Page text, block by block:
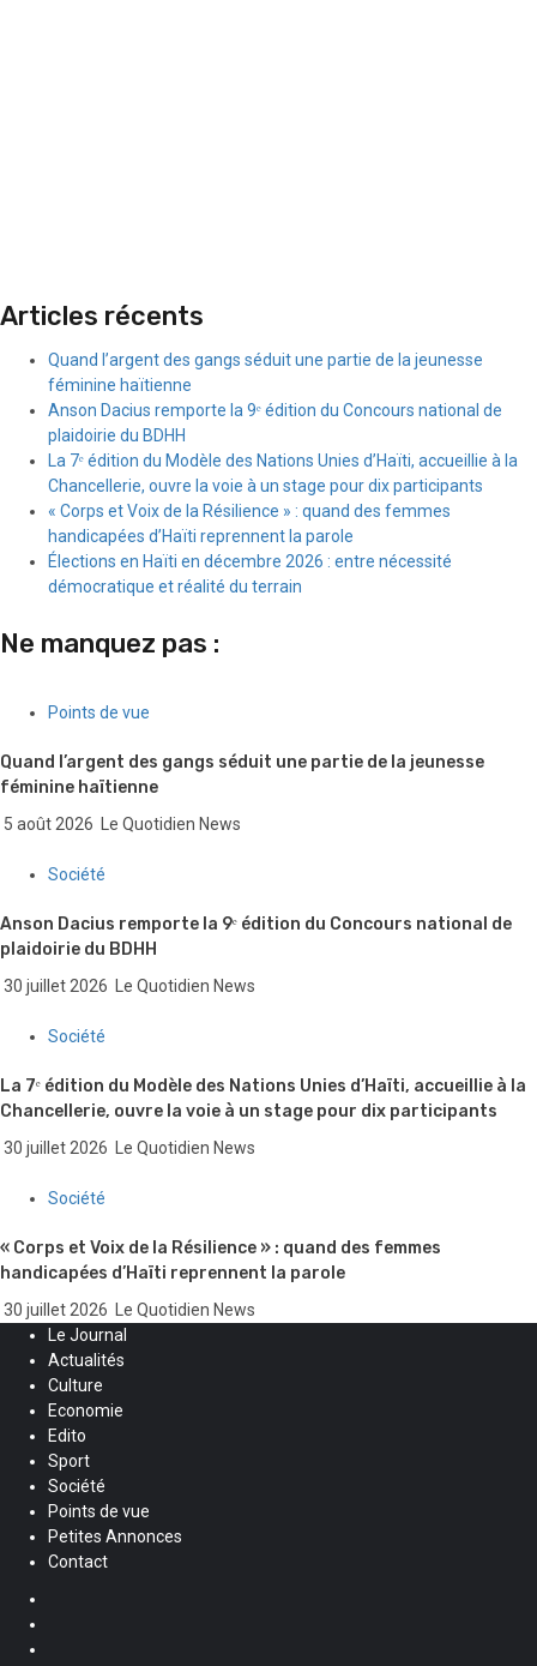
Articles récents
Quand l’argent des gangs séduit une partie de la jeunesse
féminine haïtienne
Anson Dacius remporte la 9ᵉ édition du Concours national de
plaidoirie du BDHH
La 7ᵉ édition du Modèle des Nations Unies d’Haïti, accueillie à la
Chancellerie, ouvre la voie à un stage pour dix participants
« Corps et Voix de la Résilience » : quand des femmes
handicapées d’Haïti reprennent la parole
Élections en Haïti en décembre 2026 : entre nécessité
démocratique et réalité du terrain
Ne manquez pas :
Points de vue
Quand l’argent des gangs séduit une partie de la jeunesse
féminine haïtienne
5 août 2026 Le Quotidien News
Société
Anson Dacius remporte la 9ᵉ édition du Concours national de
plaidoirie du BDHH
30 juillet 2026 Le Quotidien News
Société
La 7ᵉ édition du Modèle des Nations Unies d’Haïti, accueillie à la
Chancellerie, ouvre la voie à un stage pour dix participants
30 juillet 2026 Le Quotidien News
Société
« Corps et Voix de la Résilience » : quand des femmes
handicapées d’Haïti reprennent la parole
30 juillet 2026
Le Quotidien News
Le Journal
Actualités
Culture
Economie
Edito
Sport
Société
Points de vue
Petites Annonces
Contact